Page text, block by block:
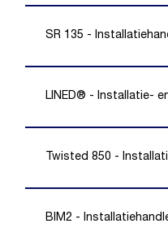
SR 135 -
LINED® - Installatie-
Twisted 850 -
BIM2 -